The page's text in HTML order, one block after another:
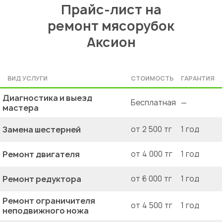
Прайс-лист на
ремонт мясорубок
Аксион
ВИД УСЛУГИ СТОИМОСТЬ ГАРАНТИЯ
Диагностика и выезд
мастера
Бесплатная —
Замена шестерней от 2 500 тг 1 год
Ремонт двигателя от 4 000 тг 1 год
Ремонт редуктора от 6 000 тг 1 год
Ремонт ограничителя
неподвижного ножа
от 4 500 тг 1 год